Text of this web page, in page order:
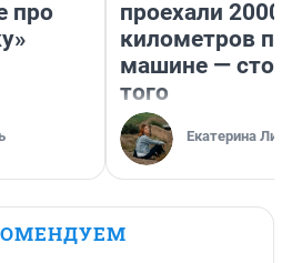
про
проехали 2000
километров по
машине —
того
Екатерина